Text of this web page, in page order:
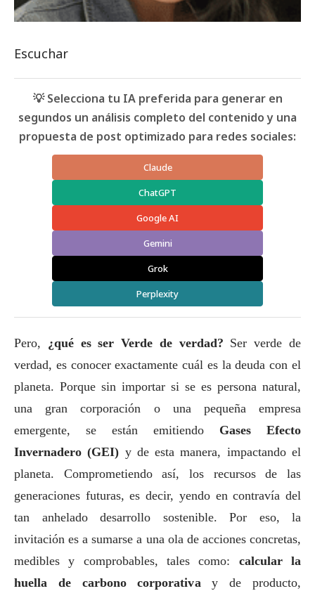
Escuchar
💡 Selecciona tu IA preferida para generar en
segundos un análisis completo del contenido y una
propuesta de post optimizado para redes sociales:
Claude
ChatGPT
Google AI
Gemini
Grok
Perplexity
Pero, ¿qué es ser Verde de verdad? Ser verde de
verdad, es conocer exactamente cuál es la deuda con el
planeta. Porque sin importar si se es persona natural,
una gran corporación o una pequeña empresa
emergente, se están emitiendo Gases Efecto
Invernadero (GEI) y de esta manera, impactando el
planeta. Comprometiendo así, los recursos de las
generaciones futuras, es decir, yendo en contravía del
tan anhelado desarrollo sostenible. Por eso, la
invitación es a sumarse a una ola de acciones concretas,
medibles y comprobables, tales como: calcular la
huella de carbono corporativay de producto,